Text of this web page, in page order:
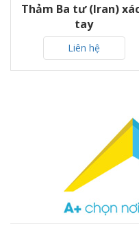
Thảm Ba tư (Iran)
tay
Liên hệ